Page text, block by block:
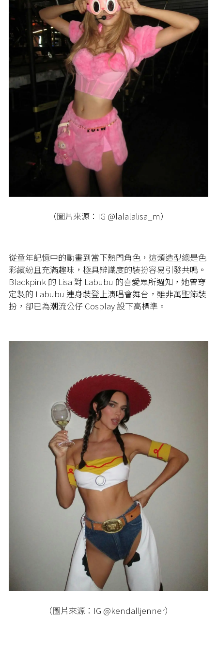
（圖片來源：IG @lalalalisa_m）
從童年記憶中的動畫到當下熱門角色，這類造型總是色
彩繽紛且充滿趣味，極具辨識度的裝扮容易引發共鳴。
Blackpink 的 Lisa 對 Labubu 的喜愛眾所週知，她曾穿
定製的 Labubu 連身裝登上演唱會舞台，雖非萬聖節裝
扮，卻已為潮流公仔 Cosplay 設下高標準。
（圖片來源：IG @kendalljenner）